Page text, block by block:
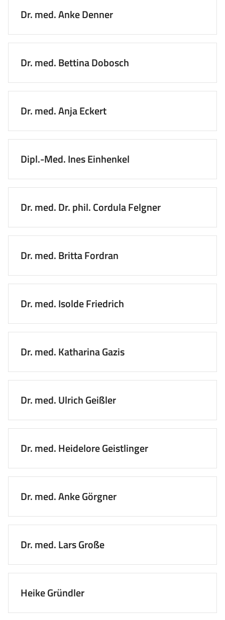
Dr. med. Anke Denner
Dr. med. Bettina Dobosch
Dr. med. Anja Eckert
Dipl.-Med. Ines Einhenkel
Dr. med. Dr. phil. Cordula Felgner
Dr. med. Britta Fordran
Dr. med. Isolde Friedrich
Dr. med. Katharina Gazis
Dr. med. Ulrich Geißler
Dr. med. Heidelore Geistlinger
Dr. med. Anke Görgner
Dr. med. Lars Große
Heike Gründler